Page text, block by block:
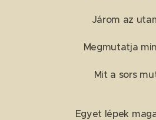
Járom az
Megmutatja
Mit a sors
Egyet lépek